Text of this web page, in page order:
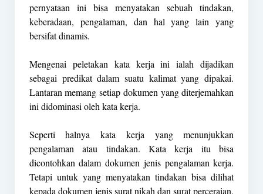
pernyataan ini bisa menyatakan sebuah tindakan,
keberadaan, pengalaman, dan hal yang lain yang
bersifat dinamis.
Mengenai peletakan kata kerja ini ialah dijadikan
sebagai predikat dalam suatu kalimat yang dipakai.
Lantaran memang setiap dokumen yang diterjemahkan
ini didominasi oleh kata kerja.
Seperti halnya kata kerja yang menunjukkan
pengalaman atau tindakan. Kata kerja itu bisa
dicontohkan dalam dokumen jenis pengalaman kerja.
Tetapi untuk yang menyatakan tindakan bisa dilihat
kepada dokumen jenis surat nikah dan surat perceraian.